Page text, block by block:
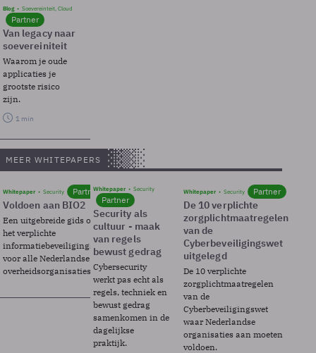
Blog Soevereinteit, Cloud
Partner
Van legacy naar
soevereiniteit
Waarom je oude
applicaties je
grootste risico
zijn.
1 min
MEER WHITEPAPERS
Whitepaper Security Partner
Voldoen aan BIO2
Een uitgebreide gids over BIO2,
het verplichte
informatiebeveiligingsframework
voor alle Nederlandse
overheidsorganisaties.
Whitepaper Security
Partner
Security als
cultuur - maak
van regels
bewust gedrag
Cybersecurity
werkt pas echt als
regels, techniek en
bewust gedrag
samenkomen in de
dagelijkse
praktijk.
Whitepaper Security Partner
De 10 verplichte
zorgplichtmaatregelen
van de
Cyberbeveiligingswet
uitgelegd
De 10 verplichte
zorgplichtmaatregelen
van de
Cyberbeveiligingswet
waar Nederlandse
organisaties aan moeten
voldoen.